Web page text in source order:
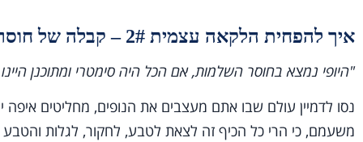
איך להפחית הלקאה עצמית 2# – קבלה של חוסר שלמות
"היופי נמצא בחוסר השלמות, אם הכל היה סימטרי ומתוכנן
נסו לדמיין עולם שבו אתם מעצבים את הנופים, מחליטים
משעמם, כי הרי כל הכיף זה לצאת לטבע, לחקור, לגלות והטבע